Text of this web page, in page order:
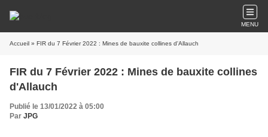
MENU
Accueil » FIR du 7 Février 2022 : Mines de bauxite collines d'Allauch
FIR du 7 Février 2022 : Mines de bauxite collines
d'Allauch
Publié le 13/01/2022 à 05:00
Par JPG